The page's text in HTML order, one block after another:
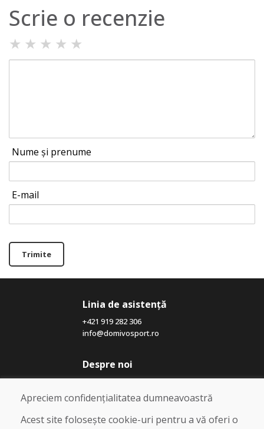
Scrie o recenzie
★ ★ ★ ★ ★
Nume și prenume
E-mail
Trimite
Linia de asistență
+421 919 282 306
info@domivosport.ro
Despre noi
Blog
Despre noi
Magazin
Contact
Apreciem confidențialitatea dumneavoastră
Acest site folosește cookie-uri pentru a vă oferi o